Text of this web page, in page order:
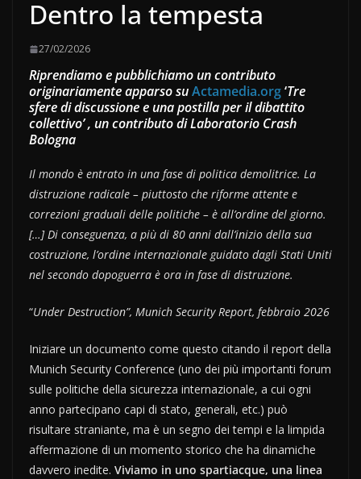
Dentro la tempesta
27/02/2026
Riprendiamo e pubblichiamo un contributo
originariamente apparso suActamedia.org‘Tre
sfere di discussione e una postilla per il dibattito
collettivo’ , un contributo di Laboratorio Crash
Bologna
Il mondo è entrato in una fase di politica demolitrice. La
distruzione radicale – piuttosto che riforme attente e
correzioni graduali delle politiche – è all’ordine del giorno.
[…] Di conseguenza, a più di 80 anni dall’inizio della sua
costruzione, l’ordine internazionale guidato dagli Stati Uniti
nel secondo dopoguerra è ora in fase di distruzione.
“Under Destruction”, Munich Security Report, febbraio 2026
Iniziare un documento come questo citando il report della
Munich Security Conference (uno dei più importanti forum
sulle politiche della sicurezza internazionale, a cui ogni
anno partecipano capi di stato, generali, etc.) può
risultare straniante, ma è un segno dei tempi e la limpida
affermazione di un momento storico che ha dinamiche
davvero inedite. Viviamo in uno spartiacque, una linea